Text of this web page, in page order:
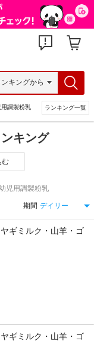
用調製粉乳 ランキング一覧
キング
む
児用調製粉乳
期間
ギミルク・山羊・ゴ
ギミルク・山羊・ゴ